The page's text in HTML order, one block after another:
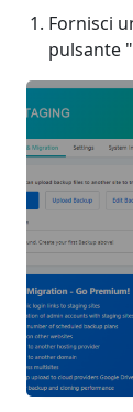
Fornisci
pulsante